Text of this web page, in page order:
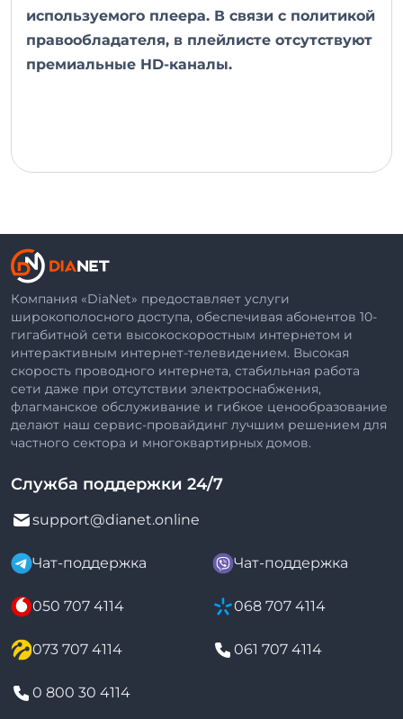
используемого плеера. В связи с политикой
правообладателя, в плейлисте отсутствуют
премиальные HD-каналы.
Компания «DiaNet» предоставляет услуги
широкополосного доступа, обеспечивая абонентов 10-
гигабитной сети высокоскоростным интернетом и
интерактивным интернет-телевидением. Высокая
скорость проводного интернета, стабильная работа
сети даже при отсутствии электроснабжения,
флагманское обслуживание и гибкое ценообразование
делают наш сервис-провайдинг лучшим решением для
частного сектора и многоквартирных домов.
Служба поддержки 24/7
support@dianet.online
Чат-поддержка Чат-поддержка
050 707 4114 068 707 4114
073 707 4114 061 707 4114
0 800 30 4114